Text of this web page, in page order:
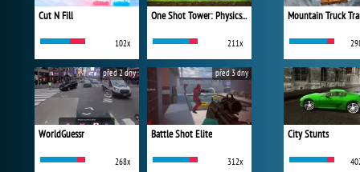
Cut N Fill
102x
One Shot Tower: Physics Destroyer
211x
WorldGuessr
268x
před 2 dny
Battle Shot Elite
312x
před 3 dny
Mountain Truck
City Stunts